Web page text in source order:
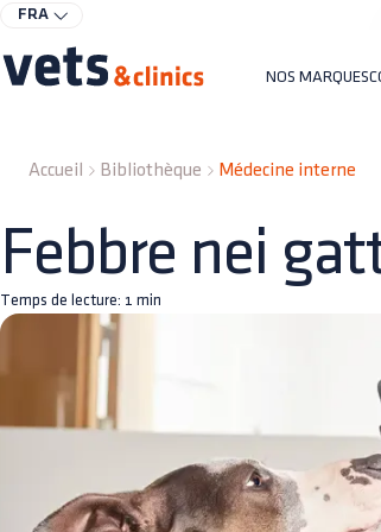
FRA
NOS MARQUES
Accueil Bibliothèque Médecine interne
Febbre nei
Temps de lecture: 1 min